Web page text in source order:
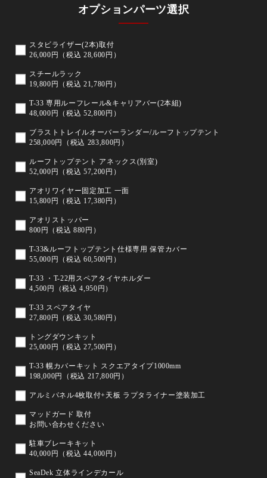
オプションパーツ選択
スタビライザー(2本)取付
26,000円（税込 28,600円）
スチールラック
19,800円（税込 21,780円）
T-33 専用ルーフレール&キャリアバー(2本組)
48,000円（税込 52,800円）
ブラストトレイルオーバーランダー/ルーフトップテント
258,000円（税込 283,800円）
ルーフトップテント アネックス(別室)
52,000円（税込 57,200円）
アオリワイヤー固定加工 一面
15,800円（税込 17,380円）
アオリストッパー
800円（税込 880円）
T-33&ルーフトップテント仕様専用 保管カバー
55,000円（税込 60,500円）
T-33 ・T-22用スペアタイヤホルダー
4,500円（税込 4,950円）
T-33 スペアタイヤ
27,800円（税込 30,580円）
トングダウンキット
25,000円（税込 27,500円）
T-33 幌カバーキット スクエアタイプ1000mm
198,000円（税込 217,800円）
アルミパネル4枚取付+天板 ラプタライナー塗装加工
マッドガード 取付
お問い合わせください
駐車ブレーキキット
40,000円（税込 44,000円）
SeaDek 立体ラインデカール